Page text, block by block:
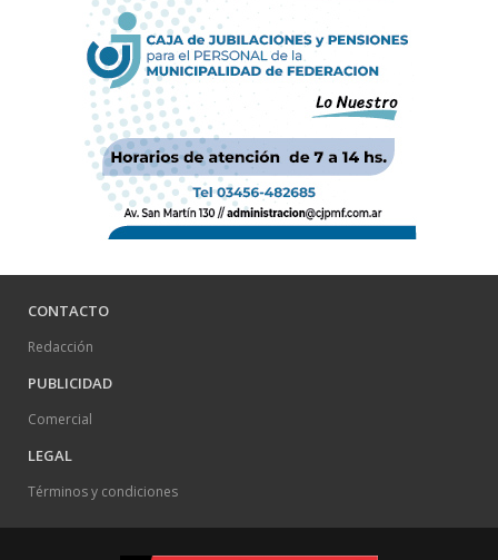
CONTACTO
Redacción
PUBLICIDAD
Comercial
LEGAL
Términos y condiciones